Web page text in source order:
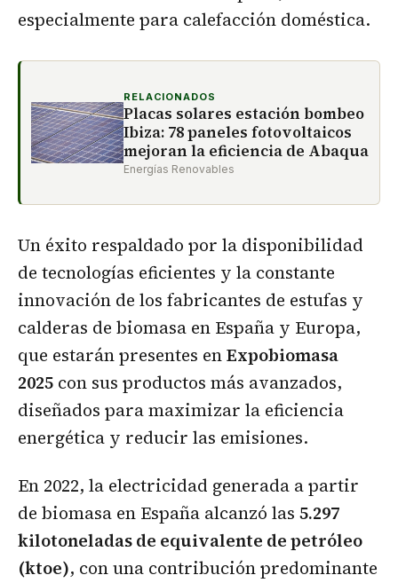
especialmente para calefacción doméstica.
RELACIONADOS
Placas solares estación bombeo
Ibiza: 78 paneles fotovoltaicos
mejoran la eficiencia de Abaqua
Energías Renovables
Un éxito respaldado por la disponibilidad
de tecnologías eficientes y la constante
innovación de los fabricantes de estufas y
calderas de biomasa en España y Europa,
que estarán presentes enExpobiomasa
2025 con sus productos más avanzados,
diseñados para maximizar la eficiencia
energética y reducir las emisiones.
En 2022, la electricidad generada a partir
de biomasa en España alcanzó las 5.297
kilotoneladas de equivalente de petróleo
(ktoe), con una contribución predominante